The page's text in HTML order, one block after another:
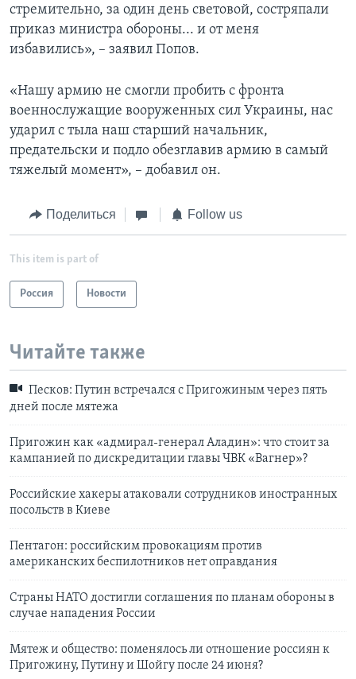
стремительно, за один день световой, состряпали
приказ министра обороны... и от меня
избавились», – заявил Попов.
«Нашу армию не смогли пробить с фронта
военнослужащие вооруженных сил Украины, нас
ударил с тыла наш старший начальник,
предательски и подло обезглавив армию в самый
тяжелый момент», – добавил он.
Поделиться Follow us
This item is part of
Россия Новости
Читайте также
Песков: Путин встречался с Пригожиным через пять
дней после мятежа
Пригожин как «адмирал-генерал Аладин»: что стоит за
кампанией по дискредитации главы ЧВК «Вагнер»?
Российские хакеры атаковали сотрудников иностранных
посольств в Киеве
Пентагон: российским провокациям против
американских беспилотников нет оправдания
Страны НАТО достигли соглашения по планам обороны в
случае нападения России
Мятеж и общество: поменялось ли отношение россиян к
Пригожину, Путину и Шойгу после 24 июня?